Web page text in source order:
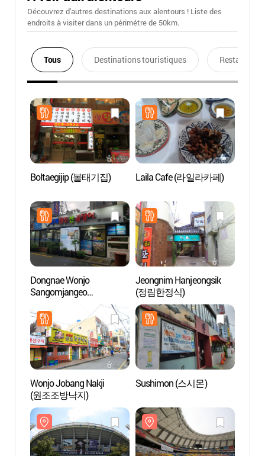
Découvrez d'autres destinations aux alentours ! Liste des
endroits à visiter dans un périmétre de 50km.
Tous Destinations touristiques Restaurants
Boltaegijip (볼태기집) Laila Cafe (라일라카페)
Dongnae Wonjo
Sangomjangeo
(동래원조산곰장어)
Jeongnim Hanjeongsik
(정림한정식)
Wonjo Jobang Nakji
(원조조방낙지)
Sushimon (스시몬)